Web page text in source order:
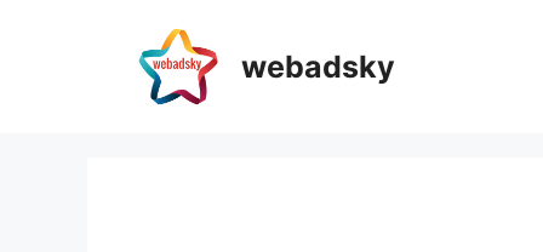
webadsky